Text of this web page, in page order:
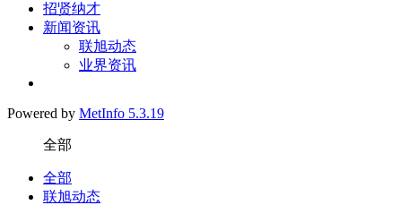
招贤纳才
新闻资讯
联旭动态
业界资讯
Powered by MetInfo 5.3.19
全部
全部
联旭动态